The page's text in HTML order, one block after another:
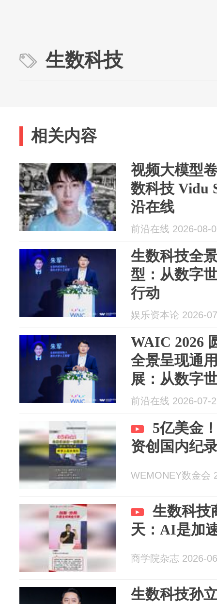
生数科技
相关内容
视频大模型
数科技 Vidu
沿在线
前沿在线 2026-08-
生数科技全
型：从数字
行动
娱乐资本论 2026-
WAIC 2026
全景呈现通
展：从数字
行动
前沿在线 2026-07-
5亿美金
资创国内纪
WEMONEY数金会
生数科技
天：AI是加
商学院杂志 2026-
生数科技孙